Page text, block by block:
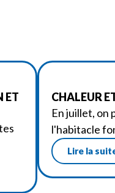
ET
CHALEUR
En juillet, on
l'habitacle
Lire la